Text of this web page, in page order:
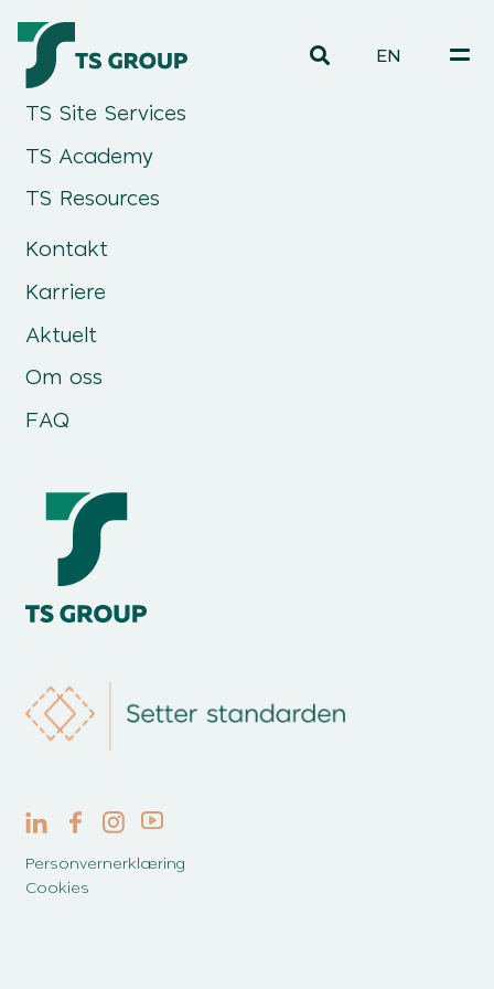
EN
TS Site Services
TS Academy
TS Resources
Kontakt
Karriere
Aktuelt
Om oss
FAQ
Personvernerklæring
Cookies